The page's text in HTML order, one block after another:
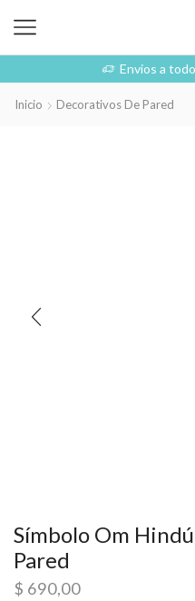
Envios a
Inicio Decorativos De Pared
Símbolo Om
Pared
$ 690,00